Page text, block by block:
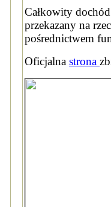
Całkowity
przekazany na
pośrednictwem
Oficjalna strona